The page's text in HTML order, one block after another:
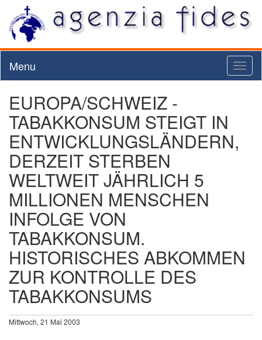
Menu
EUROPA/SCHWEIZ -
TABAKKONSUM STEIGT IN
ENTWICKLUNGSLÄNDERN,
DERZEIT STERBEN
WELTWEIT JÄHRLICH 5
MILLIONEN MENSCHEN
INFOLGE VON
TABAKKONSUM.
HISTORISCHES ABKOMMEN
ZUR KONTROLLE DES
TABAKKONSUMS
Mittwoch, 21 Mai 2003